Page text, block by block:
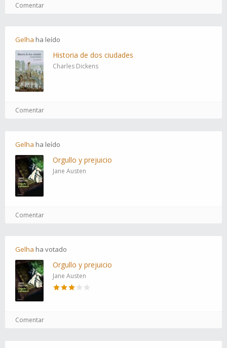
Comentar
Gelha ha leído
Historia de dos ciudades
Charles Dickens
Comentar
Gelha ha leído
Orgullo y prejuicio
Jane Austen
Comentar
Gelha ha votado
Orgullo y prejuicio
Jane Austen
Comentar